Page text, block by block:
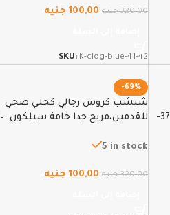
320,00 جنيه 100,00 جنيه
SKU: K-clog-blue-41-42
للقدمين،مريح جدا خامة سيلكون. – 37-
-69%
شبشب كروس رجالي كحلي صحي
للقدمين،مريح جدا خامة سيلكون. – 36
5 in stock
320,00 جنيه 100,00 جنيه